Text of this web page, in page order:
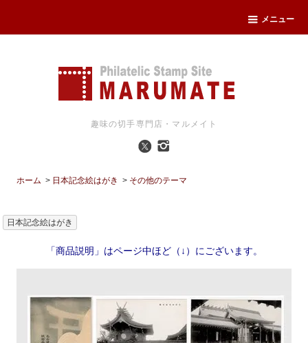
メニュー
趣味の切手専門店・マルメイト
ホーム > 日本記念絵はがき > その他のテーマ
日本記念絵はがき
「商品説明」はページ中ほど（↓）にございます。